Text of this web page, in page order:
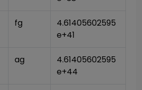
fg
4.61405602595
e+41
ag
4.61405602595
e+44